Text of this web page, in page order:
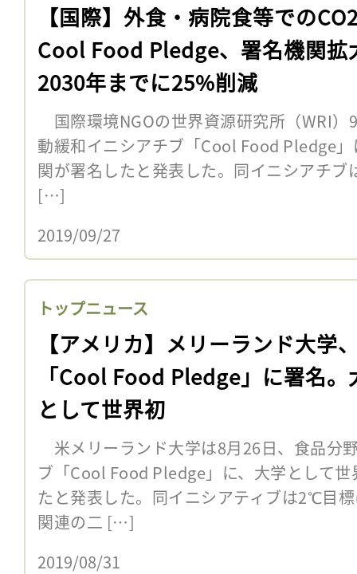
【国際】外食・病院食等での
Cool Food Pledge、署名機関拡
2030年までに25%削減
国際環境NGOの世界資源研究所（WRI）
動緩和イニシアチブ「Cool Food Pledge
関が署名したと発表した。同イニシアチ
[…]
2019/09/27
トップニュース
【アメリカ】メリーランド大学
「Cool Food Pledge」に署名。
として世界初
米メリーランド大学は8月26日、食品分
ブ「Cool Food Pledge」に、大学として
たと発表した。同イニシアティブは2℃目
関連の二 […]
2019/08/31